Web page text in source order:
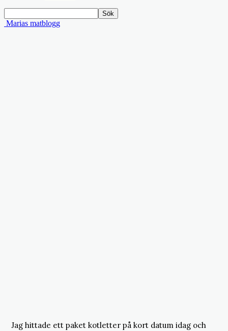
Marias matblogg
Jag hittade ett paket kotletter på kort datum idag och